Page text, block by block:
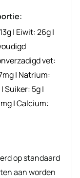
13g| Eiwit:26g|
vet:
mg| Natrium:
|Suiker: 5g|
mg|Calcium:
aan worden